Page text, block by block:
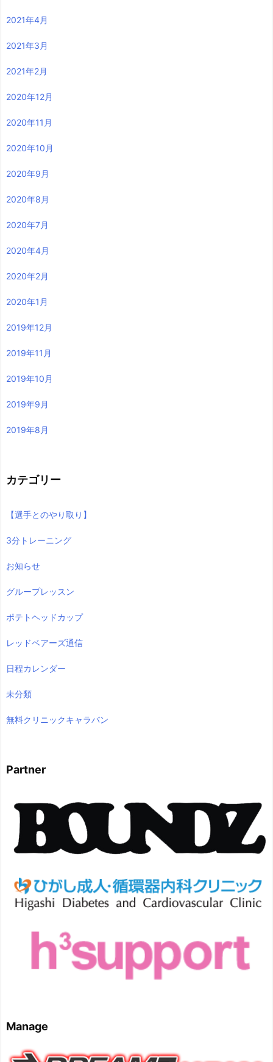
2021年4月
2021年3月
2021年2月
2020年12月
2020年11月
2020年10月
2020年9月
2020年8月
2020年7月
2020年4月
2020年2月
2020年1月
2019年12月
2019年11月
2019年10月
2019年9月
2019年8月
カテゴリー
【選手とのやり取り】
3分トレーニング
お知らせ
グループレッスン
ポテトヘッドカップ
レッドベアーズ通信
日程カレンダー
未分類
無料クリニックキャラバン
Partner
Manage